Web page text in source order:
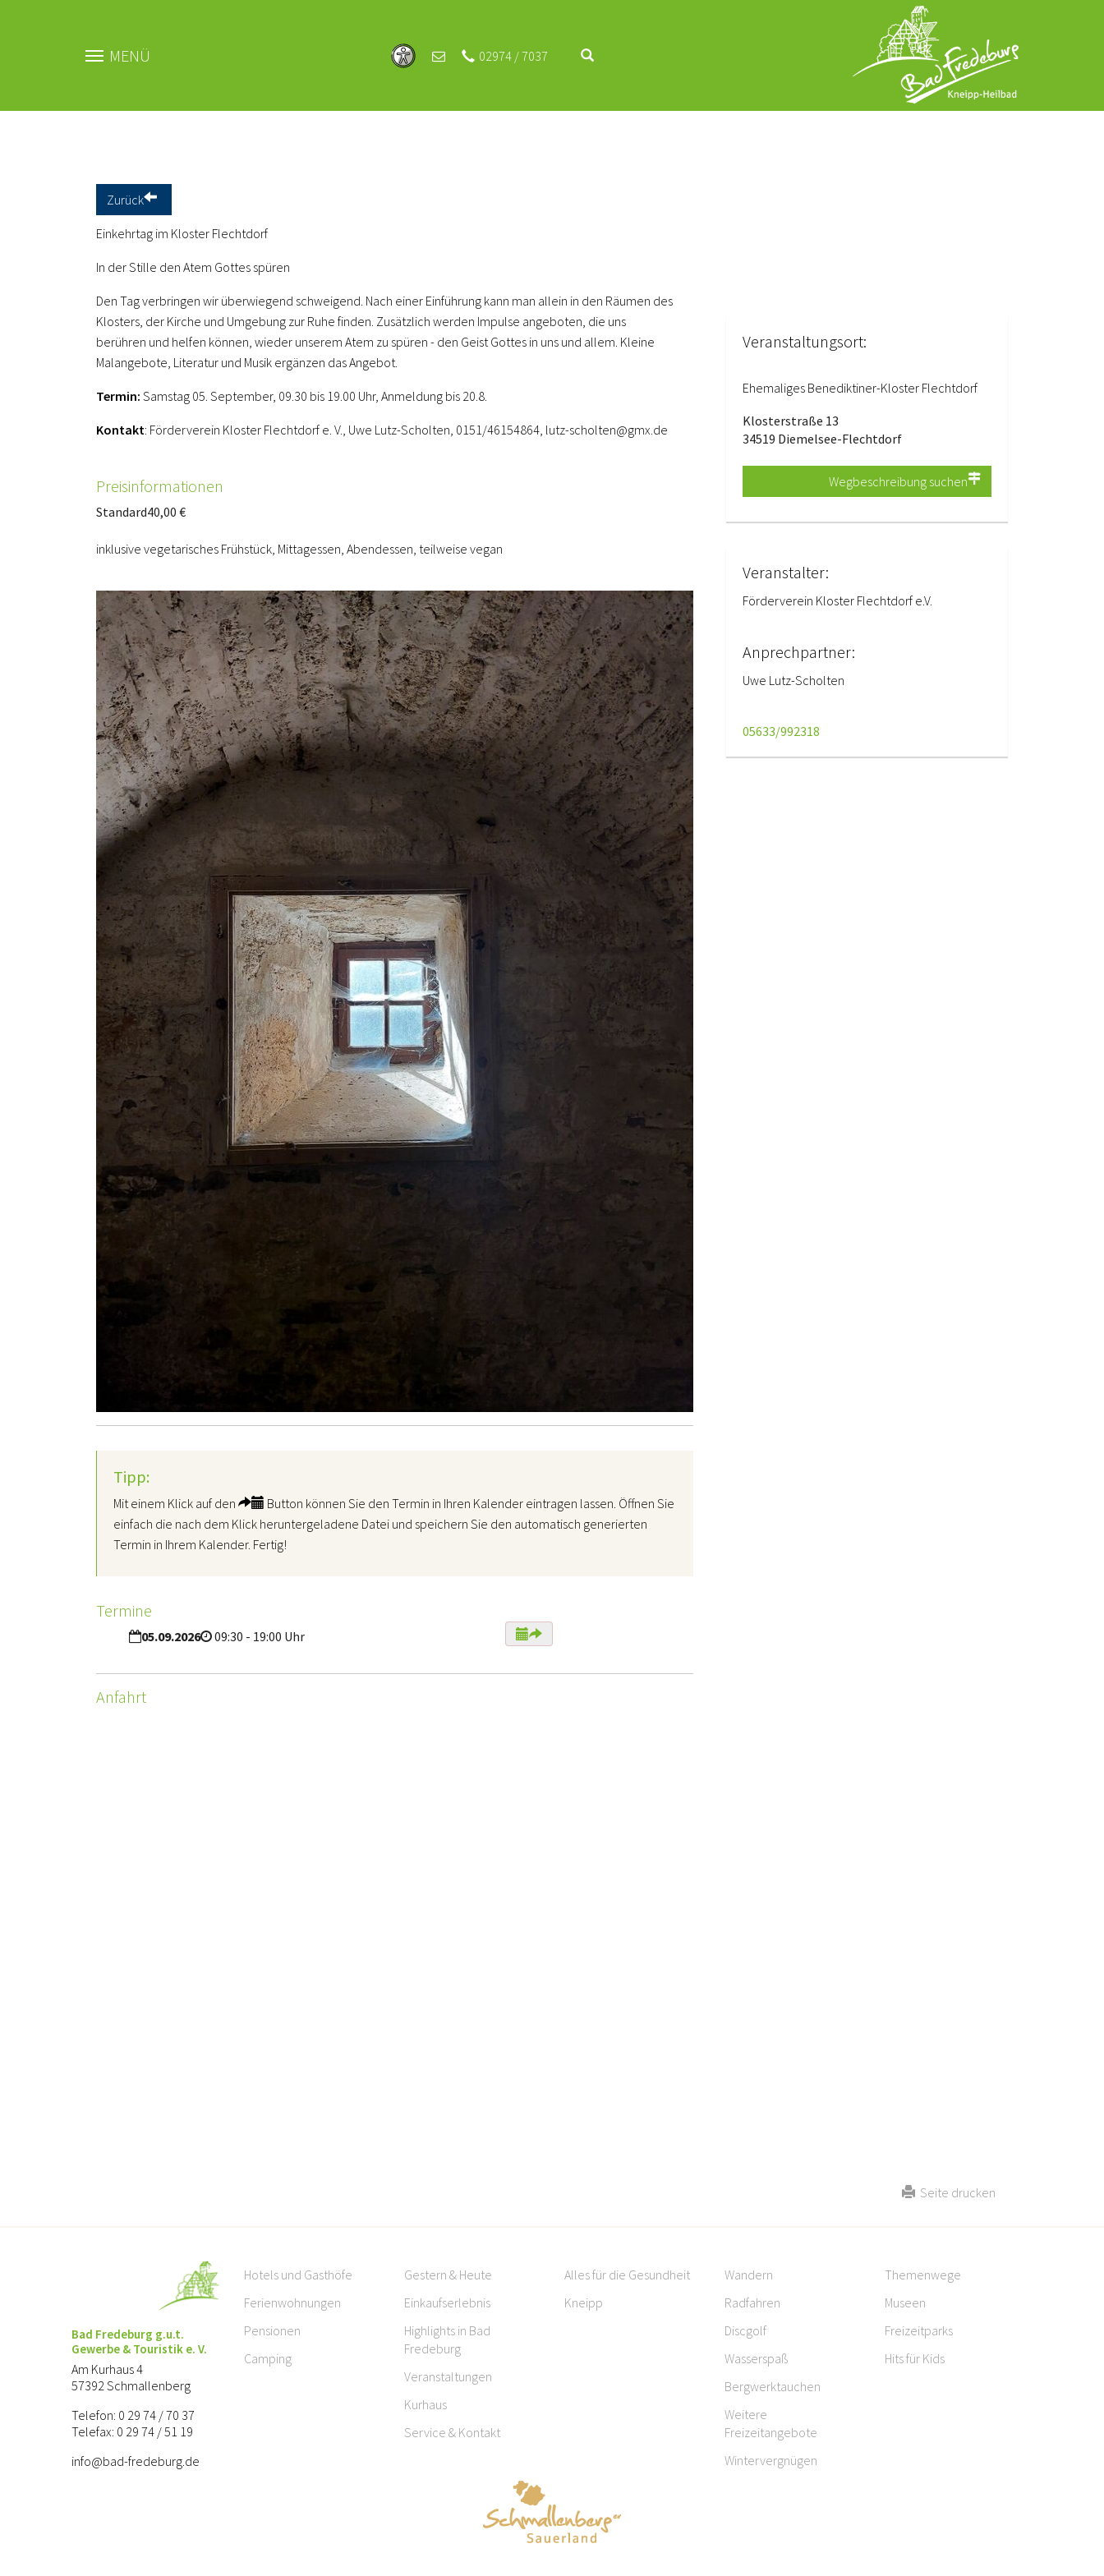
MENÜ 02974 / 7037
Zurück
Einkehrtag im Kloster Flechtdorf
In der Stille den Atem Gottes spüren
Den Tag verbringen wir überwiegend schweigend. Nach einer Einführung kann man allein in den Räumen des
Klosters, der Kirche und Umgebung zur Ruhe finden. Zusätzlich werden Impulse angeboten, die uns
berühren und helfen können, wieder unserem Atem zu spüren - den Geist Gottes in uns und allem. Kleine
Malangebote, Literatur und Musik ergänzen das Angebot.
Termin: Samstag 05. September, 09.30 bis 19.00 Uhr, Anmeldung bis 20.8.
Kontakt: Förderverein Kloster Flechtdorf e. V., Uwe Lutz-Scholten, 0151/46154864, lutz-scholten@gmx.de
Preisinformationen
Standard40,00 €
inklusive vegetarisches Frühstück, Mittagessen, Abendessen, teilweise vegan
Tipp:
Mit einem Klick auf den
Button können Sie den Termin in Ihren Kalender eintragen lassen. Öffnen Sie
einfach die nach dem Klick heruntergeladene Datei und speichern Sie den automatisch generierten
Termin in Ihrem Kalender. Fertig!
Termine
05.09.2026 09:30 - 19:00 Uhr
Anfahrt
Veranstaltungsort:
Ehemaliges Benediktiner-Kloster Flechtdorf
Klosterstraße 13
34519 Diemelsee-Flechtdorf
Wegbeschreibung suchen
Veranstalter:
Förderverein Kloster Flechtdorf e.V.
Anprechpartner:
Uwe Lutz-Scholten
05633/992318
Seite drucken
Bad Fredeburg g.u.t.
Gewerbe & Touristik e. V.
Am Kurhaus 4
57392 Schmallenberg
Telefon: 0 29 74 / 70 37
Telefax: 0 29 74 / 51 19
info@bad-fredeburg.de
Hotels und Gasthöfe
Ferienwohnungen
Pensionen
Camping
Gestern & Heute
Einkaufserlebnis
Highlights in Bad
Fredeburg
Veranstaltungen
Kurhaus
Service & Kontakt
Alles für die Gesundheit
Kneipp
Wandern
Radfahren
Discgolf
Wasserspaß
Bergwerktauchen
Weitere
Freizeitangebote
Wintervergnügen
Themenwege
Museen
Freizeitparks
Hits für Kids